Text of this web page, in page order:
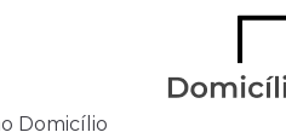
Domicílio